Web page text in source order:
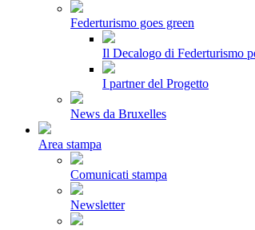
Federturismo goes green
Il Decalogo di Federturismo
I partner del Progetto
News da Bruxelles
Area stampa
Comunicati stampa
Newsletter